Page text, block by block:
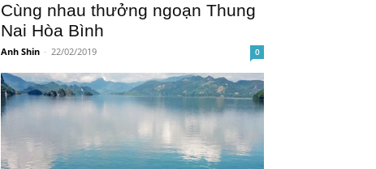
Cùng nhau thưởng ngoạn Thung
Nai Hòa Bình
Anh Shin - 22/02/2019 0